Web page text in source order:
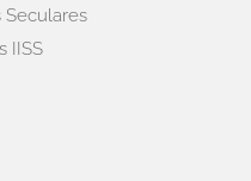
IISS